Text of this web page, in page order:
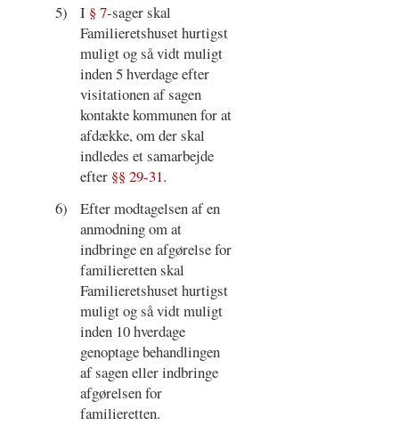
5)
I § 7-sager skal
Familieretshuset hurtigst
muligt og så vidt muligt
inden 5 hverdage efter
visitationen af sagen
kontakte kommunen for at
afdække, om der skal
indledes et samarbejde
efter §§ 29-31.
6)
Efter modtagelsen af en
anmodning om at
indbringe en afgørelse for
familieretten skal
Familieretshuset hurtigst
muligt og så vidt muligt
inden 10 hverdage
genoptage behandlingen
af sagen eller indbringe
afgørelsen for
familieretten.